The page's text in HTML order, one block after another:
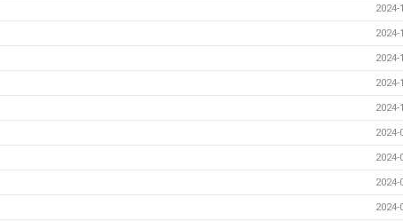
2024-
2024-
2024-
2024-
2024-
2024-
2024-
2024-
2024-